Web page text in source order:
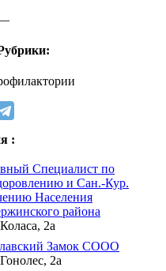
:
Специалист по
и Сан.-Кур.
Населения
района
2а
Замок СООО
2а